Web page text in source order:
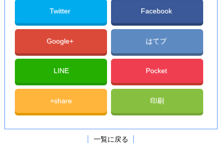
Twitter Facebook
Google+ はてブ
LINE Pocket
+share 印刷
一覧に戻る